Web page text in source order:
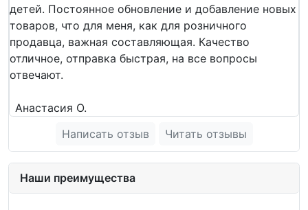
детей. Постоянное обновление и добавление новых
товаров, что для меня, как для розничного
продавца, важная составляющая. Качество
отличное, отправка быстрая, на все вопросы
отвечают.
Анастасия О.
Написать отзыв
Читать отзывы
Наши преимущества